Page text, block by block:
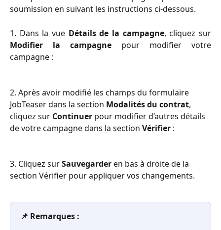
soumission en suivant les instructions ci-dessous.
1. Dans la vue Détails de la campagne, cliquez sur
Modifier la campagne pour modifier votre
campagne :
2. Après avoir modifié les champs du formulaire
JobTeaser dans la section Modalités du contrat,
cliquez sur Continuer pour modifier d’autres détails
de votre campagne dans la section Vérifier :
3. Cliquez sur Sauvegarder en bas à droite de la
section Vérifier pour appliquer vos changements.
📌 Remarques :